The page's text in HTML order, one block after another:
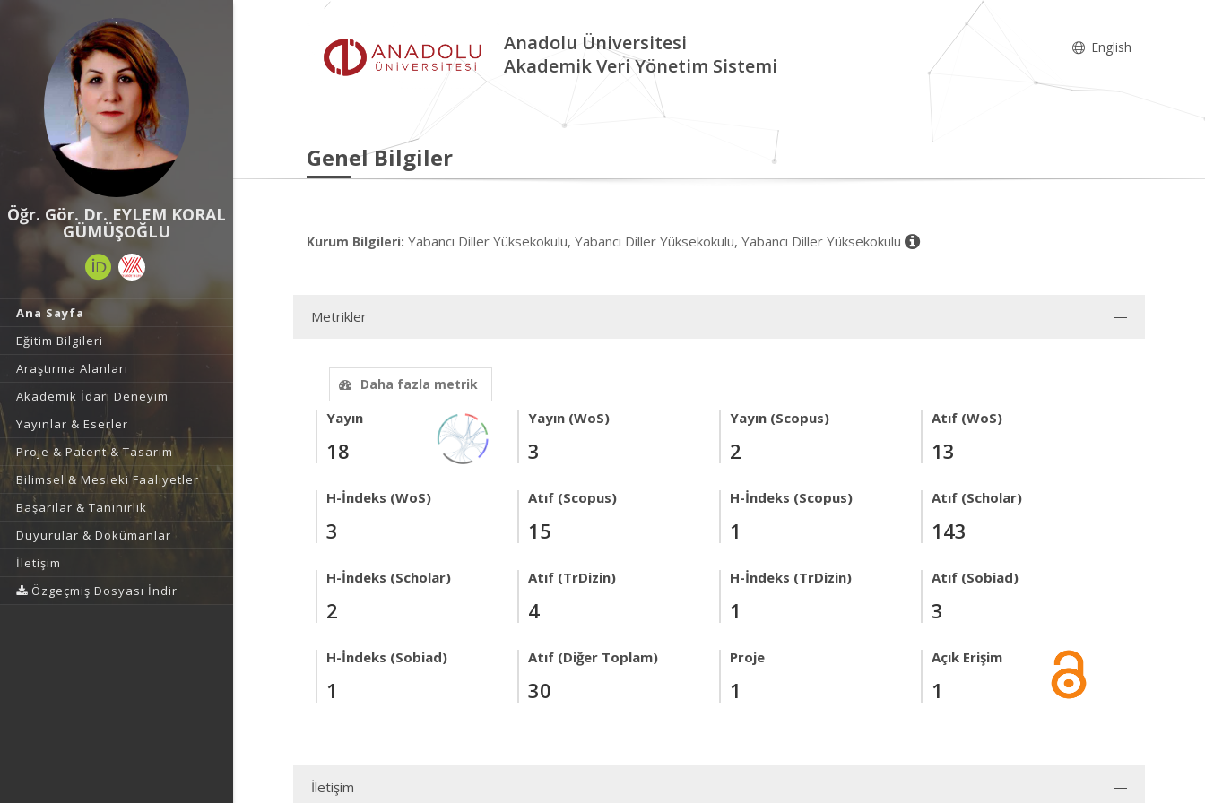
Öğr. Gör. Dr. EYLEM KORAL
GÜMÜŞOĞLU
Ana Sayfa
Eğitim Bilgileri
Araştırma Alanları
Akademik İdari Deneyim
Yayınlar & Eserler
Proje & Patent & Tasarım
Bilimsel & Mesleki Faaliyetler
Başarılar & Tanınırlık
Duyurular & Dokümanlar
İletişim
Özgeçmiş Dosyası İndir
Anadolu Üniversitesi
Akademik Veri Yönetim Sistemi
English
Genel Bilgiler
Kurum Bilgileri: Yabancı Diller Yüksekokulu, Yabancı Diller Yüksekokulu, Yabancı Diller Yüksekokulu
Metrikler
Daha fazla metrik
Yayın
18
Yayın (WoS)
3
Yayın (Scopus)
2
Atıf (WoS)
13
H-İndeks (WoS)
3
Atıf (Scopus)
15
H-İndeks (Scopus)
1
Atıf (Scholar)
143
H-İndeks (Scholar)
2
Atıf (TrDizin)
4
H-İndeks (TrDizin)
1
Atıf (Sobiad)
3
H-İndeks (Sobiad)
1
Atıf (Diğer Toplam)
30
Proje
1
Açık Erişim
1
İletişim